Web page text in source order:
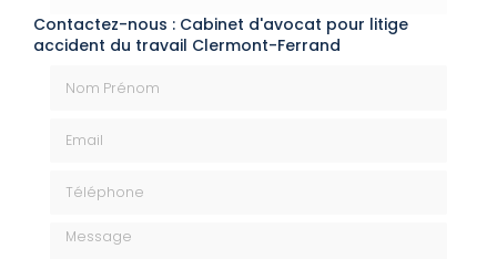
Contactez-nous : Cabinet d'avocat pour litige
accident du travail Clermont-Ferrand
Message